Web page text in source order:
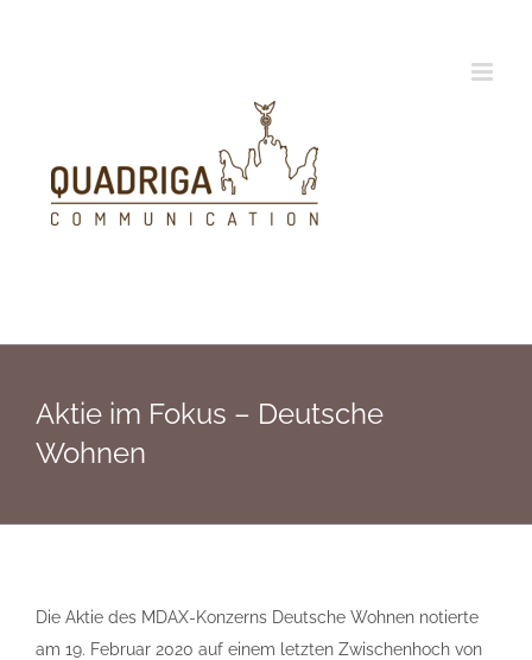
Aktie im Fokus – Deutsche
Wohnen
Die Aktie des MDAX-Konzerns Deutsche Wohnen notierte
am 19. Februar 2020 auf einem letzten Zwischenhoch von